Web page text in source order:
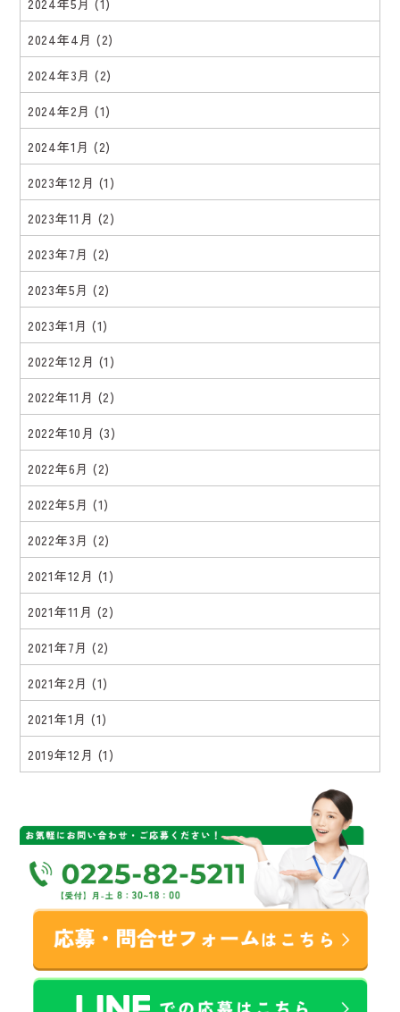
2024年4月 (2)
2024年3月 (2)
2024年2月 (1)
2024年1月 (2)
2023年12月 (1)
2023年11月 (2)
2023年7月 (2)
2023年5月 (2)
2023年1月 (1)
2022年12月 (1)
2022年11月 (2)
2022年10月 (3)
2022年6月 (2)
2022年5月 (1)
2022年3月 (2)
2021年12月 (1)
2021年11月 (2)
2021年7月 (2)
2021年2月 (1)
2021年1月 (1)
2019年12月 (1)